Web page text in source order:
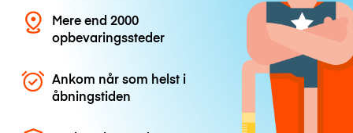
Mere end 2000
opbevaringssteder
Ankom når som helst i
åbningstiden